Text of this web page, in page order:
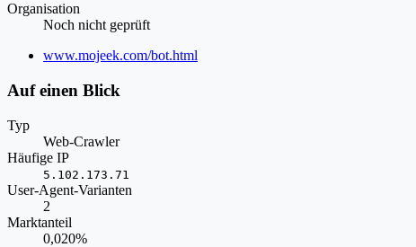
Organisation
Noch nicht geprüft
Website
www.mojeek.com/bot.html
Auf einen Blick
Typ
Web-Crawler
Häufige IP
5.102.173.71
User-Agent-Varianten
2
Marktanteil
0,020%